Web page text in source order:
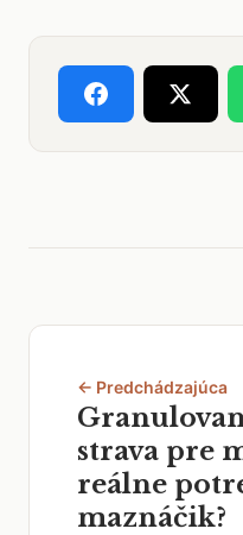
← Predchádzajúca
strava pre
reálne
maznáčik?